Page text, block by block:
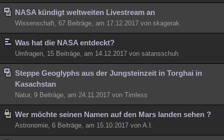
NASA kündigt weltweiten Livestream an
Wissenschaft, 67 Beiträge, am 17.12.2017 von skagerak
Was hat die NASA entdeckt?
Umfragen, 15 Beiträge, am 14.12.2017 von satansschuh
Steppe Geoglyphs aus der Jungsteinzeit in Torghai in
Kasachstan
Natur, 9 Beiträge, am 24.11.2017 von Timless
Wer möchte seinen Namen auf den Mars landen sehen ?
Astronomie, 6 Beiträge, am 15.10.2017 von A.I.